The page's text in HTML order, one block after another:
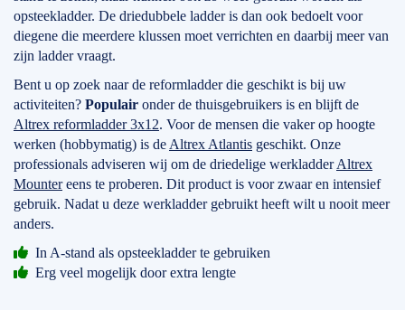
opsteekladder. De driedubbele ladder is dan ook bedoelt voor
diegene die meerdere klussen moet verrichten en daarbij meer van
zijn ladder vraagt.
Bent u op zoek naar de reformladder die geschikt is bij uw
activiteiten? Populair onder de thuisgebruikers is en blijft de
Altrex reformladder 3x12. Voor de mensen die vaker op hoogte
werken (hobbymatig) is de Altrex Atlantis geschikt. Onze
professionals adviseren wij om de driedelige werkladderAltrex
Mountereens te proberen. Dit product is voor zwaar en intensief
gebruik. Nadat u deze werkladder gebruikt heeft wilt u nooit meer
anders.
In A-stand als opsteekladder te gebruiken
Erg veel mogelijk door extra lengte